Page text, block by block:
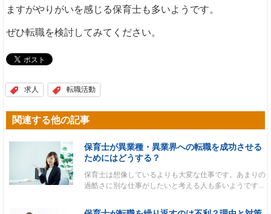
ますがやりがいを感じる保育士も多いようです。
ぜひ転職を検討してみてください。
求人 転職活動
関連する他の記事
保育士が異業種・異業界への転職を成功させる
ためにはどうする？
保育士は想像しているよりも大変な仕事です。あまりの
過酷さに別な仕事がしたいと考える人も多いようです...